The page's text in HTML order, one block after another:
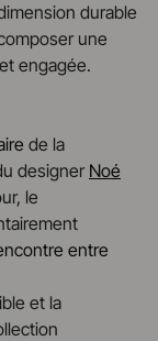
durable
une
engagée.
de la
designer Noé
le
entre
et la